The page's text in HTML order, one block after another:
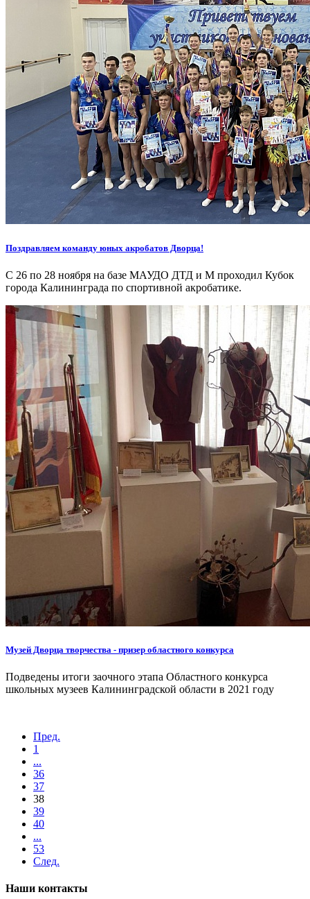
Поздравляем команду юных акробатов Дворца!
С 26 по 28 ноября на базе МАУДО ДТД и М проходил Кубок
города Калининграда по спортивной акробатике.
Музей Дворца творчества - призер областного конкурса
Подведены итоги заочного этапа Областного конкурса
школьных музеев Калининградской области в 2021 году
Пред.
1
...
36
37
38
39
40
...
53
След.
Наши контакты